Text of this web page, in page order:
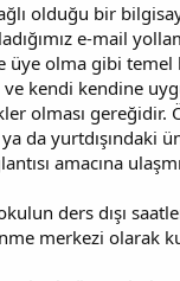
olduğu bir
e-mail
üye olma gibi
kendi kendine
olması
da
amacına
ders dışı
merkezi olarak